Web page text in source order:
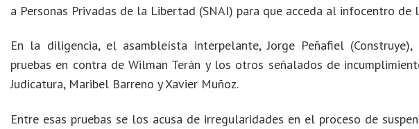
a Personas Privadas de la Libertad (SNAI) para que acceda al infocentro de
En la diligencia, el asambleísta interpelante, Jorge Peñafiel
pruebas en contra de Wilman Terán y los otros señalados de
Judicatura, Maribel Barreno y Xavier Muñoz.
Entre esas pruebas se los acusa de irregularidades en el proceso de